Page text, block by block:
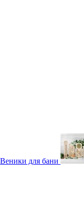
Веники для бани